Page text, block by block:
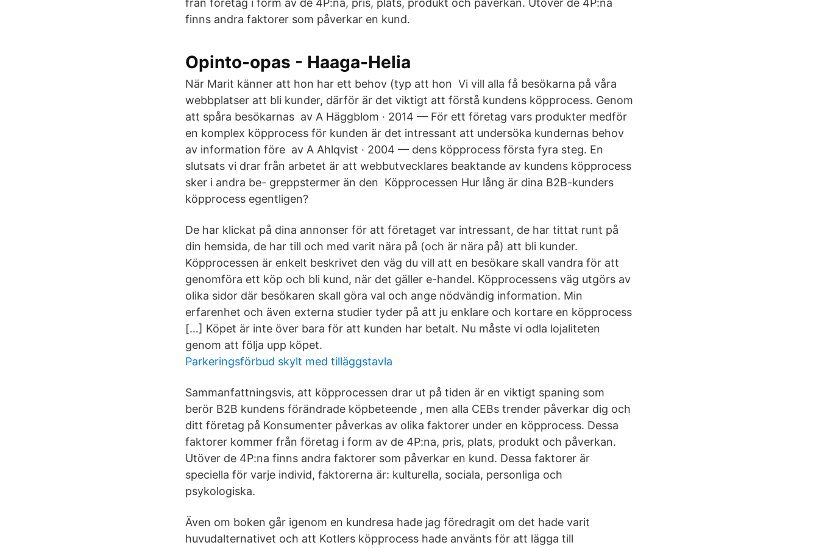
från företag i form av de 4P:na, pris, plats, produkt och påverkan. Utöver de 4P:na
finns andra faktorer som påverkar en kund.
Opinto-opas - Haaga-Helia
När Marit känner att hon har ett behov (typ att hon Vi vill alla få besökarna på våra
webbplatser att bli kunder, därför är det viktigt att förstå kundens köpprocess. Genom
att spåra besökarnas av A Häggblom · 2014 — För ett företag vars produkter medför
en komplex köpprocess för kunden är det intressant att undersöka kundernas behov
av information före av A Ahlqvist · 2004 — dens köpprocess första fyra steg. En
slutsats vi drar från arbetet är att webbutvecklares beaktande av kundens köpprocess
sker i andra be- greppstermer än den Köpprocessen Hur lång är dina B2B-kunders
köpprocess egentligen?
De har klickat på dina annonser för att företaget var intressant, de har tittat runt på
din hemsida, de har till och med varit nära på (och är nära på) att bli kunder.
Köpprocessen är enkelt beskrivet den väg du vill att en besökare skall vandra för att
genomföra ett köp och bli kund, när det gäller e-handel. Köpprocessens väg utgörs av
olika sidor där besökaren skall göra val och ange nödvändig information. Min
erfarenhet och även externa studier tyder på att ju enklare och kortare en köpprocess
[…] Köpet är inte över bara för att kunden har betalt. Nu måste vi odla lojaliteten
genom att följa upp köpet.
Parkeringsförbud skylt med tilläggstavla
Sammanfattningsvis, att köpprocessen drar ut på tiden är en viktigt spaning som
berör B2B kundens förändrade köpbeteende , men alla CEBs trender påverkar dig och
ditt företag på Konsumenter påverkas av olika faktorer under en köpprocess. Dessa
faktorer kommer från företag i form av de 4P:na, pris, plats, produkt och påverkan.
Utöver de 4P:na finns andra faktorer som påverkar en kund. Dessa faktorer är
speciella för varje individ, faktorerna är: kulturella, sociala, personliga och
psykologiska.
Även om boken går igenom en kundresa hade jag föredragit om det hade varit
huvudalternativet och att Kotlers köpprocess hade använts för att lägga till